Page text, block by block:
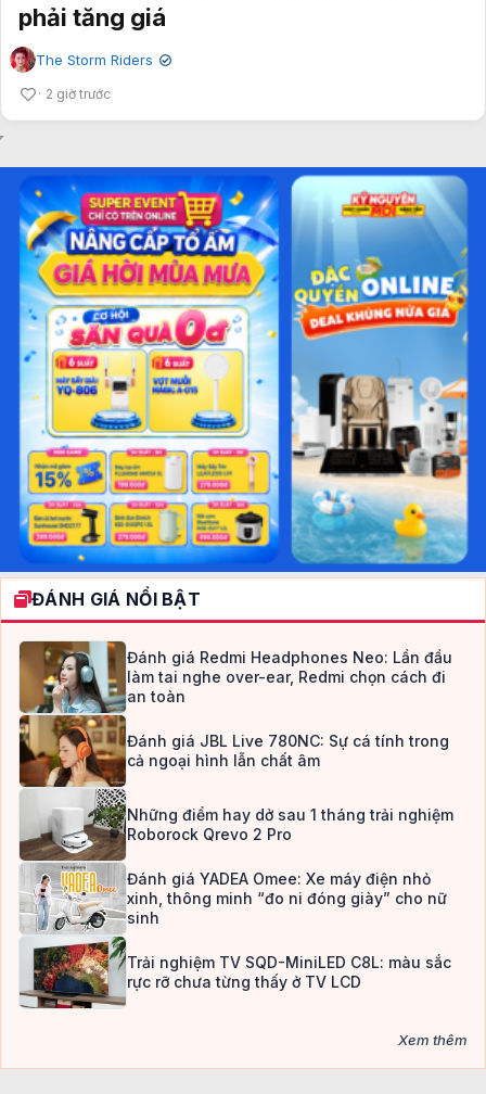
phải tăng giá
The Storm Riders ✔
2 giờ trước
ĐÁNH GIÁ NỔI BẬT
Đánh giá Redmi Headphones Neo: Lần đầu
làm tai nghe over-ear, Redmi chọn cách đi
an toàn
Đánh giá JBL Live 780NC: Sự cá tính trong
cả ngoại hình lẫn chất âm
Những điểm hay dở sau 1 tháng trải nghiệm
Roborock Qrevo 2 Pro
Đánh giá YADEA Omee: Xe máy điện nhỏ
xinh, thông minh “đo ni đóng giày” cho nữ
sinh
Trải nghiệm TV SQD-MiniLED C8L: màu sắc
rực rỡ chưa từng thấy ở TV LCD
Xem thêm